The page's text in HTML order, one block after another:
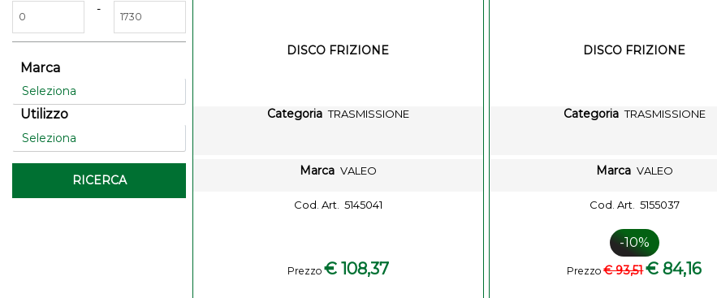
-
Marca
Utilizzo
DISCO FRIZIONE
Categoria TRASMISSIONE
Marca VALEO
Cod. Art. 5145041
Prezzo € 108,37
DISCO FRIZIONE
Categoria TRASMISSIONE
Marca VALEO
Cod. Art. 5155037
-10%
Prezzo € 93,51€ 84,16